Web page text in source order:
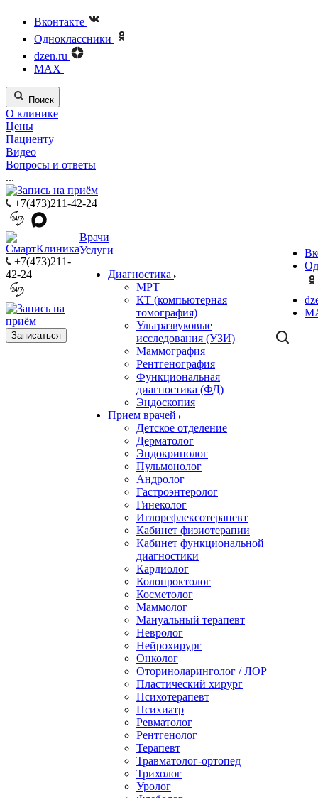
Вконтакте
Одноклассники
dzen.ru
MAX
Поиск
О клинике
Цены
Пациенту
Видео
Вопросы и ответы
...
+7(473)211-42-24
+7(473)211-
42-24
Записаться
Врачи
Услуги
Диагностика
МРТ
КТ (компьютерная
томография)
Ультразвуковые
исследования (УЗИ)
Маммография
Рентгенография
Функциональная
диагностика (ФД)
Эндоскопия
Прием врачей
Детское отделение
Дерматолог
Эндокринолог
Пульмонолог
Андролог
Гастроэнтеролог
Гинеколог
Иглорефлексотерапевт
Кабинет физиотерапии
Кабинет функциональной
диагностики
Кардиолог
Колопроктолог
Косметолог
Маммолог
Мануальный терапевт
Невролог
Нейрохирург
Онколог
Оториноларинголог / ЛОР
Пластический хирург
Психотерапевт
Психиатр
Ревматолог
Рентгенолог
Терапевт
Травматолог-ортопед
Трихолог
Уролог